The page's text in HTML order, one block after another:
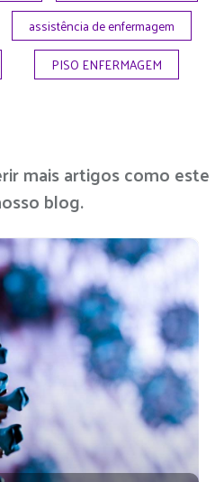
assistência de enfermagem
PISO ENFERMAGEM
mais artigos como este
blog.